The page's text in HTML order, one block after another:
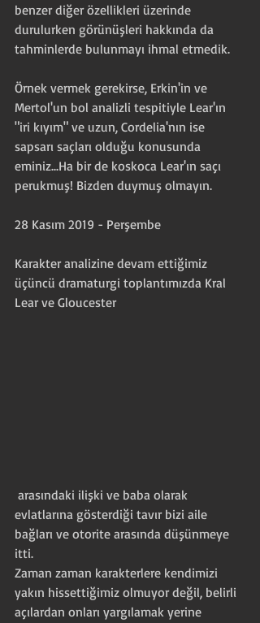
benzer diğer özellikleri üzerinde
durulurken görünüşleri hakkında da
tahminlerde bulunmayı ihmal etmedik.
Örnek vermek gerekirse, Erkin'in ve
Mertol'un bol analizli tespitiyle Lear'ın
"iri kıyım" ve uzun, Cordelia'nın ise
sapsarı saçları olduğu konusunda
eminiz...Ha bir de koskoca Lear'ın saçı
perukmuş! Bizden duymuş olmayın.
28 Kasım 2019 - Perşembe
Karakter analizine devam ettiğimiz
üçüncü dramaturgi toplantımızda Kral
Lear ve Gloucester
evlatlarına gösterdiği tavır bizi aile
bağları ve otorite arasında düşünmeye
itti.
Zaman zaman karakterlere kendimizi
yakın hissettiğimiz olmuyor değil, belirli
açılardan onları yargılamak yerine